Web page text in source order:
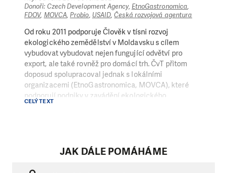
Donoři: Czech Development Agency, EtnoGastronomica,
FDOV, MOVCA,Probio, USAID,Česká rozvojová agentura
Od roku 2011 podporuje Člověk v tísni rozvoj
ekologického zemědělství v Moldavsku s cílem
vybudovat vybudovat nejen fungující odvětví pro
export, ale také rovněž pro domácí trh. ČvT přitom
doposud spolupracoval jednak s lokálními
organizacemi (EtnoGastronomica, MOVCA), které
podporují podniky v zavádění ekologického
zemědělství, a jednak se soukromými organizacemi
školení o ekologickém zemědělství, technikách a
CELÝ TEXT
JAK DÁLE POMÁHÁME